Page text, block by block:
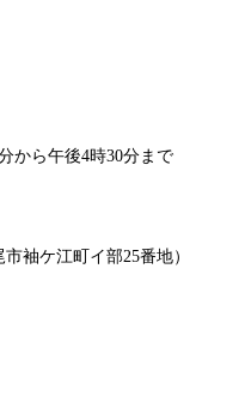
から午後4時30分まで
袖ケ江町イ部25番地）